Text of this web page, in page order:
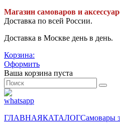
Магазин самоваров и
Доставка по всей России.
Доставка в Москве день в день.
Корзина:
Оформить
Ваша корзина пуста
ГЛАВНАЯКАТАЛОГСамовары